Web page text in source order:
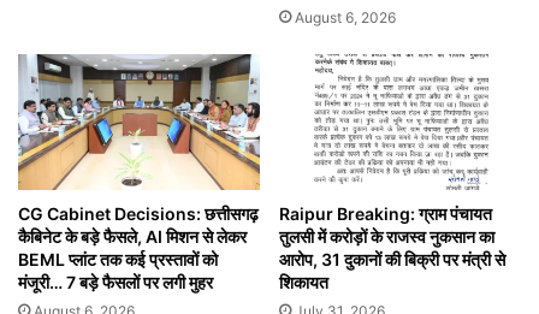
August 6, 2026
CG Cabinet Decisions: छत्तीसगढ़
कैबिनेट के बड़े फैसले, AI मिशन से लेकर
BEML प्लांट तक कई प्रस्तावों को
मंजूरी… 7 बड़े फैसलों पर लगी मुहर
Raipur Breaking: ग्राम पंचायत
तुलसी में करोड़ों के राजस्व नुकसान का
आरोप, 31 दुकानों की बिक्री पर मंत्री से
शिकायत